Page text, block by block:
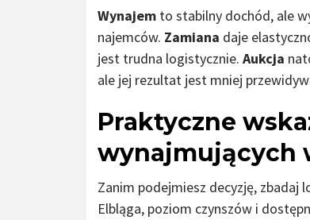
Wynajem to stabilny dochód, ale
najemców. Zamiana daje
jest trudna logistycznie. Aukcja
ale jej rezultat jest mniej
Praktyczne
wynajmujących
Zanim podejmiesz decyzję, zbadaj
Elbląga, poziom czynszów i